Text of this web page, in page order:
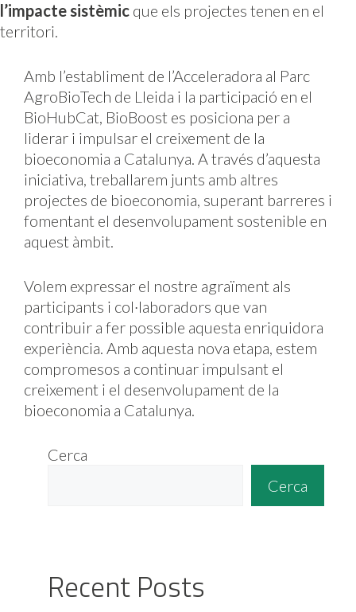
l’impacte sistèmic que els projectes tenen en el
territori.
Amb l’establiment de l’Acceleradora al Parc
AgroBioTech de Lleida i la participació en el
BioHubCat, BioBoost es posiciona per a
liderar i impulsar el creixement de la
bioeconomia a Catalunya. A través d’aquesta
iniciativa, treballarem junts amb altres
projectes de bioeconomia, superant barreres i
fomentant el desenvolupament sostenible en
aquest àmbit.
Volem expressar el nostre agraïment als
participants i col·laboradors que van
contribuir a fer possible aquesta enriquidora
experiència. Amb aquesta nova etapa, estem
compromesos a continuar impulsant el
creixement i el desenvolupament de la
bioeconomia a Catalunya.
Cerca
Cerca
Recent Posts